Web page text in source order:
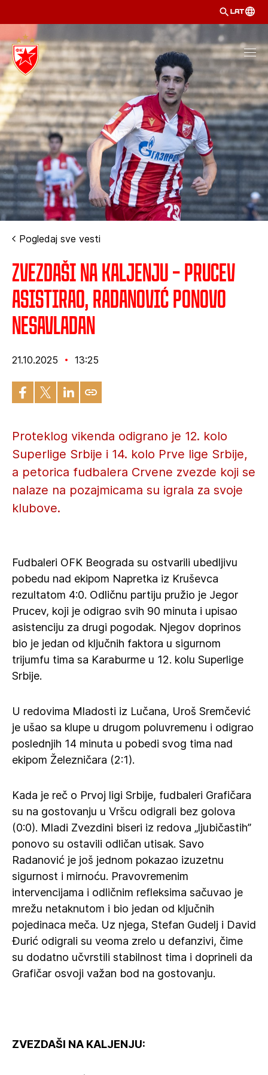
LAT
Pogledaj sve vesti
Zvezdaši na kaljenju – Prucev
asistirao, Radanović ponovo
nesavladan
21.10.2025 13:25
Proteklog vikenda odigrano je 12. kolo
Superlige Srbije i 14. kolo Prve lige Srbije,
a petorica fudbalera Crvene zvezde koji se
nalaze na pozajmicama su igrala za svoje
klubove.
Fudbaleri OFK Beograda su ostvarili ubedljivu
pobedu nad ekipom Napretka iz Kruševca
rezultatom 4:0. Odličnu partiju pružio je Jegor
Prucev, koji je odigrao svih 90 minuta i upisao
asistenciju za drugi pogodak. Njegov doprinos
bio je jedan od ključnih faktora u sigurnom
trijumfu tima sa Karaburme u 12. kolu Superlige
Srbije.
U redovima Mladosti iz Lučana, Uroš Sremčević
je ušao sa klupe u drugom poluvremenu i odigrao
poslednjih 14 minuta u pobedi svog tima nad
ekipom Železničara (2:1).
Kada je reč o Prvoj ligi Srbije, fudbaleri Grafičara
su na gostovanju u Vršcu odigrali bez golova
(0:0). Mladi Zvezdini biseri iz redova „ljubičastih”
ponovo su ostavili odličan utisak. Savo
Radanović je još jednom pokazao izuzetnu
sigurnost i mirnoću. Pravovremenim
intervencijama i odličnim refleksima sačuvao je
mrežu netaknutom i bio jedan od ključnih
pojedinaca meča. Uz njega, Stefan Gudelj i David
Đurić odigrali su veoma zrelo u defanzivi, čime
su dodatno učvrstili stabilnost tima i doprineli da
Grafičar osvoji važan bod na gostovanju.
ZVEZDAŠI NA KALJENJU: